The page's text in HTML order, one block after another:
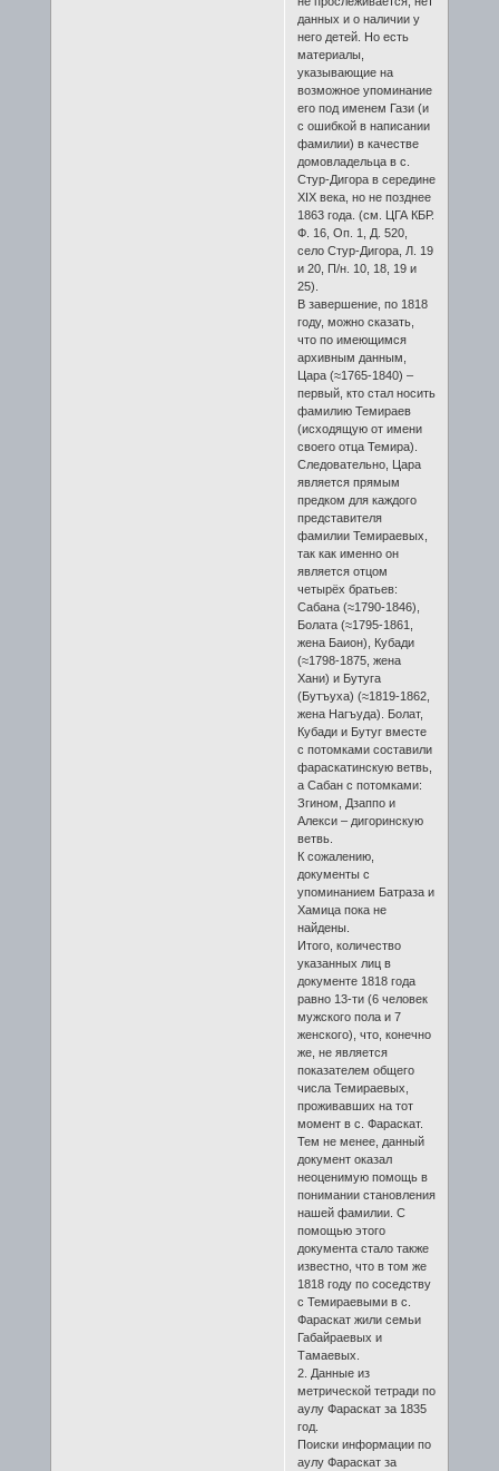
данных и о наличии у
него детей. Но есть
материалы,
указывающие на
возможное упоминание
его под именем Гази (и
с ошибкой в написании
фамилии) в качестве
домовладельца в с.
Стур-Дигора в середине
XIX века, но не позднее
1863 года. (см. ЦГА КБР.
Ф. 16, Оп. 1, Д. 520,
село Стур-Дигора, Л. 19
и 20, П/н. 10, 18, 19 и
25).
В завершение, по 1818
году, можно сказать,
что по имеющимся
архивным данным,
Цара (≈1765-1840) –
первый, кто стал носить
фамилию Темираев
(исходящую от имени
своего отца Темира).
Следовательно, Цара
является прямым
предком для каждого
представителя
фамилии Темираевых,
так как именно он
является отцом
четырёх братьев:
Сабана (≈1790-1846),
Болата (≈1795-1861,
жена Баион), Кубади
(≈1798-1875, жена
Хани) и Бутуга
(Бутъуха) (≈1819-1862,
жена Нагъуда). Болат,
Кубади и Бутуг вместе
с потомками составили
фараскатинскую ветвь,
а Сабан с потомками:
Згином, Дзаппо и
Алекси – дигоринскую
ветвь.
К сожалению,
документы с
упоминанием Батраза и
Хамица пока не
найдены.
Итого, количество
указанных лиц в
документе 1818 года
равно 13-ти (6 человек
мужского пола и 7
женского), что, конечно
же, не является
показателем общего
числа Темираевых,
проживавших на тот
момент в с. Фараскат.
Тем не менее, данный
документ оказал
неоценимую помощь в
понимании становления
нашей фамилии. С
помощью этого
документа стало также
известно, что в том же
1818 году по соседству
с Темираевыми в с.
Фараскат жили семьи
Габайраевых и
Тамаевых.
2. Данные из
метрической тетради по
аулу Фараскат за 1835
год.
Поиски информации по
аулу Фараскат за